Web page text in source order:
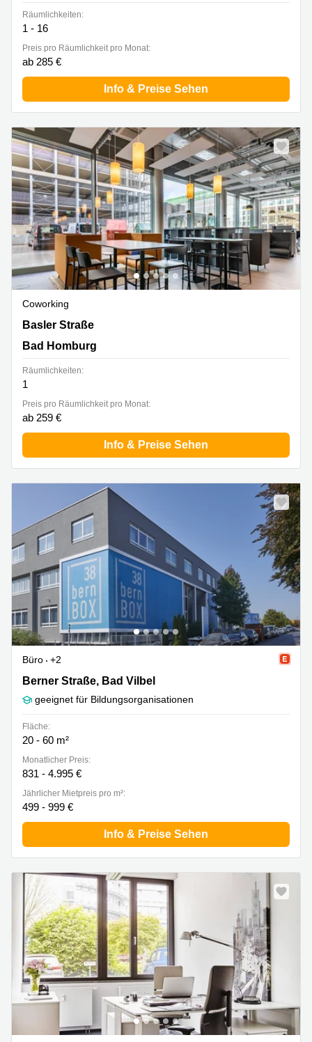
Räumlichkeiten:
1 - 16
Preis pro Räumlichkeit pro Monat:
ab 285 €
Info & Preise Sehen
Coworking
Basler Straße 3, Bad Homburg
Basler Straße
Bad Homburg
Räumlichkeiten:
1
Preis pro Räumlichkeit pro Monat:
ab 259 €
Info & Preise Sehen
Büro
+2
Berner Straße 38, Bad Vilbel
Berner Straße, Bad Vilbel
geeignet für Bildungsorganisationen
Fläche:
20 - 60 m²
Monatlicher Preis:
831 - 4.995 €
Jährlicher Mietpreis pro m²:
499 - 999 €
Info & Preise Sehen